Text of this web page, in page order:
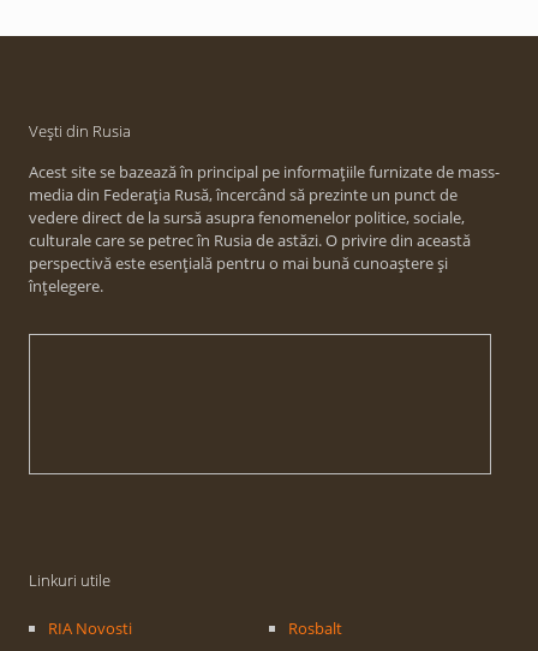
Vești din Rusia
Acest site se bazează în principal pe informațiile furnizate de mass-
media din Federația Rusă, încercând să prezinte un punct de
vedere direct de la sursă asupra fenomenelor politice, sociale,
culturale care se petrec în Rusia de astăzi. O privire din această
perspectivă este esențială pentru o mai bună cunoaștere și
înțelegere.
Linkuri utile
RIA Novosti Rosbalt